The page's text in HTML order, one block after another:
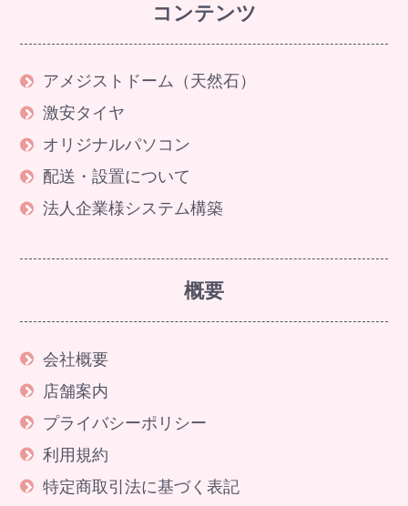
コンテンツ
アメジストドーム（天然石）
激安タイヤ
オリジナルパソコン
配送・設置について
法人企業様システム構築
概要
会社概要
店舗案内
プライバシーポリシー
利用規約
特定商取引法に基づく表記